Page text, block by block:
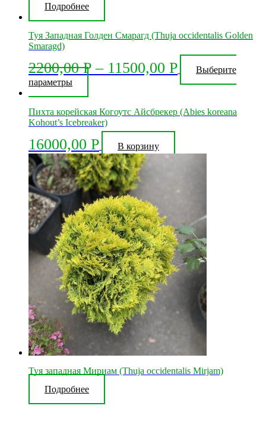
Опции
можно
выбрать
на
товара.
Подробнее
Туя Западная Голден Смарагд (Thuja occidentalis Golden
Smaragd)
2200,00Р – 11500,00 Р
Выберите
параметры
несколько
вариаций.
Опции
можно
выбрать
на
странице
товара.
Пихта корейская Когоутс Айсбрекер (Abies koreana
Kohout’s Icebreaker)
16000,00 Р В корзину
Туя западная Мириам (Thuja occidentalis Mirjam)
Подробнее